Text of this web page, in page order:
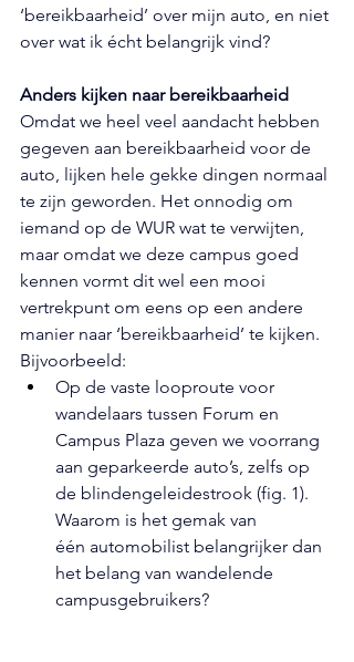
‘bereikbaarheid’ over mijn auto, en niet
over wat ik écht belangrijk vind?
Anders kijken naar bereikbaarheid
Omdat we heel veel aandacht hebben
gegeven aan bereikbaarheid voor de
auto, lijken hele gekke dingen normaal
te zijn geworden. Het onnodig om
iemand op de WUR wat te verwijten,
maar omdat we deze campus goed
kennen vormt dit wel een mooi
vertrekpunt om eens op een andere
manier naar ‘bereikbaarheid’ te kijken.
Bijvoorbeeld:
Op de vaste looproute voor
wandelaars tussen Forum en
Campus Plaza geven we voorrang
aan geparkeerde auto’s, zelfs op
de blindengeleidestrook (fig. 1).
Waarom is het gemak van
één automobilist belangrijker dan
het belang van wandelende
campusgebruikers?